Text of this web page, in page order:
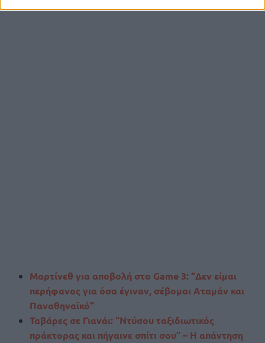
Μαρτίνεθ για αποβολή στο Game 3: “Δεν είμαι
περήφανος για όσα έγιναν, σέβομαι Αταμάν και
Παναθηναϊκό”
Ταβάρες σε Γιανάι: “Ντύσου ταξιδιωτικός
πράκτορας και πήγαινε σπίτι σου” – Η απάντηση